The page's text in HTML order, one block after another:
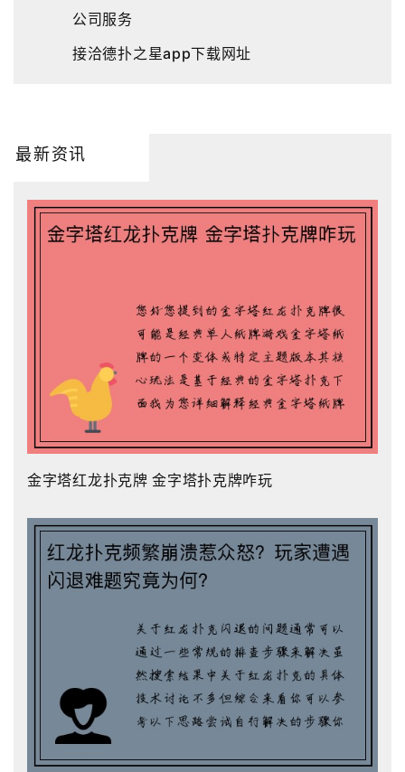
公司服务
接洽德扑之星app下载网址
最新资讯
金字塔红龙扑克牌 金字塔扑克牌咋玩